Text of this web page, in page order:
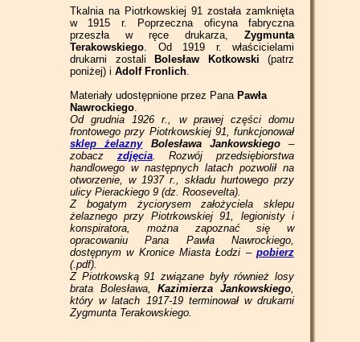
Tkalnia na Piotrkowskiej 91 została zamknięta
w 1915 r. Poprzeczna oficyna fabryczna
przeszła w ręce drukarza, Zygmunta
Terakowskiego. Od 1919 r. właścicielami
drukarni zostali
Bolesław Kotkowski (patrz
poniżej) i Adolf Fronlich.
Materiały udostępnione przez PanaPawła
Nawrockiego.
Od grudnia 1926 r., w prawej części domu
frontowego przy Piotrkowskiej 91, funkcjonował
sklep żelazny
Bolesława Jankowskiego–
zobacz zdjęcia. Rozwój przedsiębiorstwa
handlowego w następnych latach pozwolił na
otworzenie, w 1937 r., składu hurtowego przy
ulicy Pierackiego 9 (dz. Roosevelta).
Z bogatym życiorysem założyciela sklepu
żelaznego przy Piotrkowskiej 91, legionisty i
konspiratora, można zapoznać się w
opracowaniu Pana Pawła Nawrockiego,
dostępnym w Kronice Miasta Łodzi – pobierz
(.pdf).
Z Piotrkowską 91 związane były również losy
brata Bolesława,Kazimierza Jankowskiego,
który w latach 1917-19 terminował w drukarni
Zygmunta Terakowskiego.